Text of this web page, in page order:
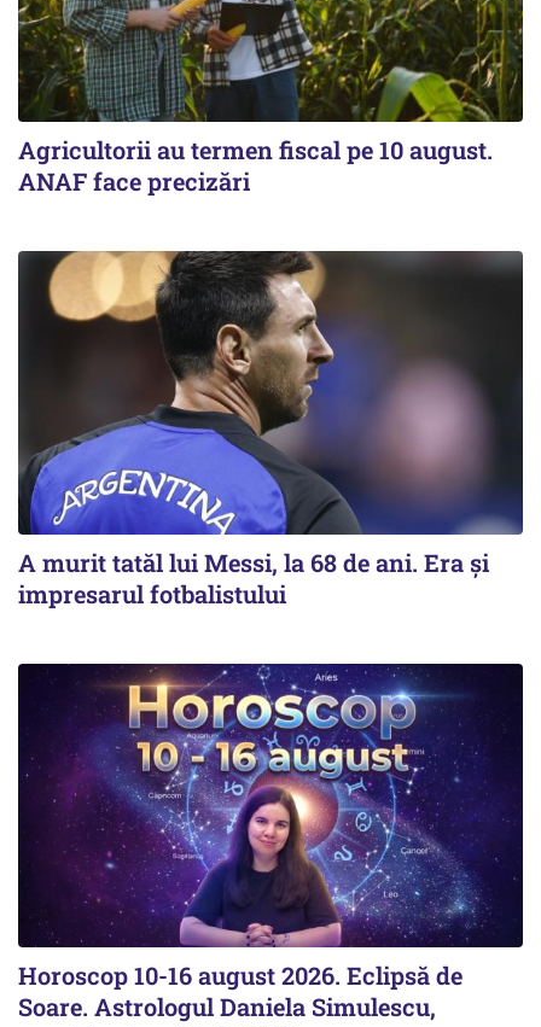
Agricultorii au termen fiscal pe 10 august.
ANAF face precizări
A murit tatăl lui Messi, la 68 de ani. Era și
impresarul fotbalistului
Horoscop 10-16 august 2026. Eclipsă de
Soare. Astrologul Daniela Simulescu,